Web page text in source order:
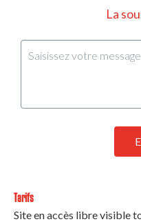
La
Tarifs
Site en accès libre visible